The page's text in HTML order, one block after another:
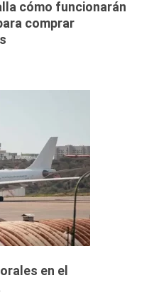
cómo funcionarán
comprar
en el